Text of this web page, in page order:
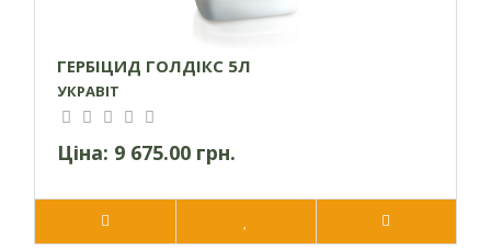
ГЕРБІЦИД ГОЛДІКС 5Л
УКРАВІТ
Ціна: 9 675.00 грн.